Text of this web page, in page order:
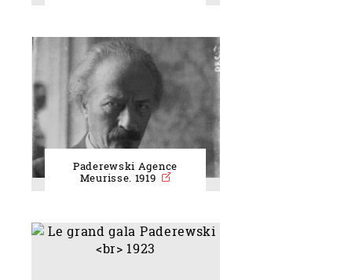
Paderewski Agence
Meurisse. 1919